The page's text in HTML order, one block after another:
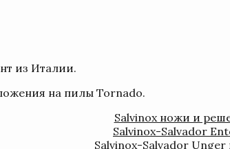
из Италии.
на пилы Tornado.
Salvinox ножи и
Salvinox-Salvador
Salvinox-Salvador